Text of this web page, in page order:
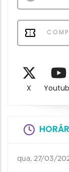
X
qua, 27/03/